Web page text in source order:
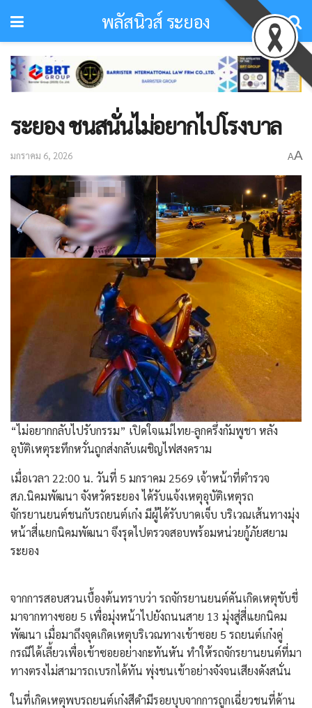
พลัสนิวส์ ระยอง
ระยอง ชนสนั่นไม่อยากไปโรงบาล
มกราคม 6, 2026 AA
​“ไม่อยากกลับไปรับกรรม” เปิดใจแม่ไทย-ลูกครึ่งกัมพูชา หลัง
อุบัติเหตุระทึกหวั่นถูกส่งกลับเผชิญไฟสงคราม
​เมื่อเวลา 22:00 น. วันที่ 5 มกราคม 2569 เจ้าหน้าที่ตำรวจ
สภ.นิคมพัฒนา จังหวัดระยอง ได้รับแจ้งเหตุอุบัติเหตุรถ
จักรยานยนต์ชนกับรถยนต์เก๋ง มีผู้ได้รับบาดเจ็บ บริเวณเส้นทางมุ่ง
หน้าสี่แยกนิคมพัฒนา จึงรุดไปตรวจสอบพร้อมหน่วยกู้ภัยสยาม
ระยอง
​จากการสอบสวนเบื้องต้นทราบว่า รถจักรยานยนต์คันเกิดเหตุขับขี่
มาจากทางซอย 5 เพื่อมุ่งหน้าไปยังถนนสาย 13 มุ่งสู่สี่แยกนิคม
พัฒนา เมื่อมาถึงจุดเกิดเหตุบริเวณทางเข้าซอย 5 รถยนต์เก๋งคู่
กรณีได้เลี้ยวเพื่อเข้าซอยอย่างกะทันหัน ทำให้รถจักรยานยนต์ที่มา
ทางตรงไม่สามารถเบรกได้ทัน พุ่งชนเข้าอย่างจังจนเสียงดังสนั่น
​ในที่เกิดเหตุพบรถยนต์เก๋งสีดำมีรอยบุบจากการถูกเฉี่ยวชนที่ด้าน